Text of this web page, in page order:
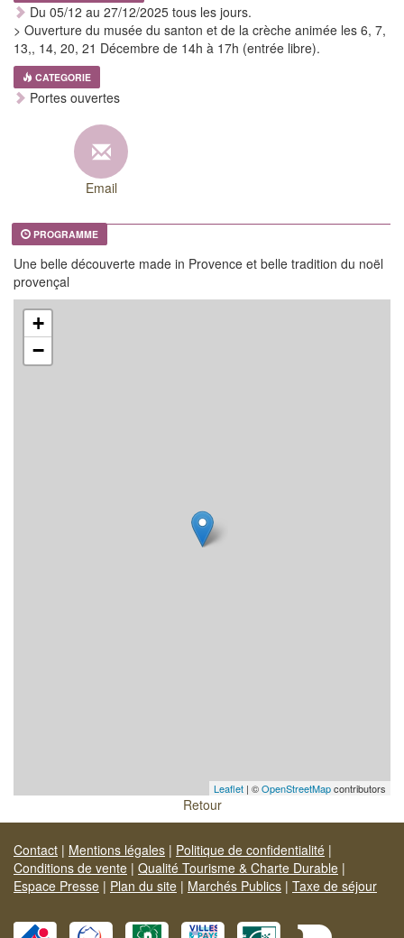
Du 05/12 au 27/12/2025 tous les jours.
> Ouverture du musée du santon et de la crèche animée les 6, 7,
13,, 14, 20, 21 Décembre de 14h à 17h (entrée libre).
CATEGORIE
Portes ouvertes
Email
PROGRAMME
Une belle découverte made in Provence et belle tradition du noël
provençal
+
−
Leaflet | ©OpenStreetMapcontributors
Retour
Contact | Mentions légales | Politique de confidentialité |
Conditions de vente | Qualité Tourisme & Charte Durable |
Espace Presse | Plan du site | Marchés Publics | Taxe de séjour